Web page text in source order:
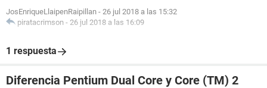
JosEnriqueLlaipenRaipillan - 26 jul 2018 a las 15:32
piratacrimson - 26 jul 2018 a las 16:09
1 respuesta
Diferencia Pentium Dual Core y Core (TM) 2